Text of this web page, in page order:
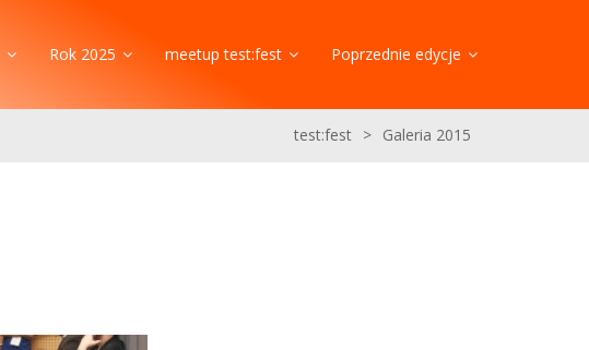
Rok 2025 meetup test:fest Poprzednie edycje
test:fest > Galeria 2015